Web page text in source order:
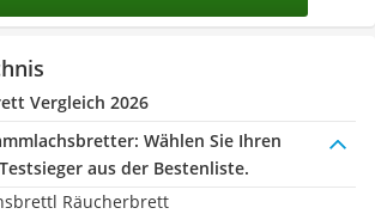
Vergleich 2026
Wählen Sie Ihren
aus der Bestenliste.
Räucherbrett